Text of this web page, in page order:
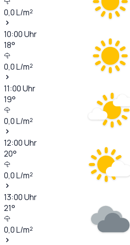
0,0L/m²
10:00Uhr
18°
0,0L/m²
11:00Uhr
19°
0,0L/m²
12:00Uhr
20°
0,0L/m²
13:00Uhr
21°
0,0L/m²